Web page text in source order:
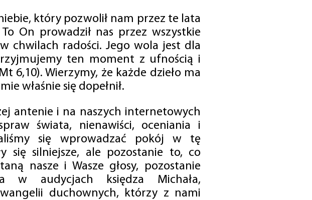
który pozwolił nam przez te lata
On prowadził nas przez wszystkie
chwilach radości. Jego wola jest dla
ten moment z ufnością i
6,10). Wierzymy, że każde dzieło ma
właśnie się dopełnił.
antenie i na naszych internetowych
świata, nienawiści, oceniania i
się wprowadzać pokój w tę
się silniejsze, ale pozostanie to, co
nasze i Wasze głosy, pozostanie
w audycjach księdza Michała,
duchownych, którzy z nami